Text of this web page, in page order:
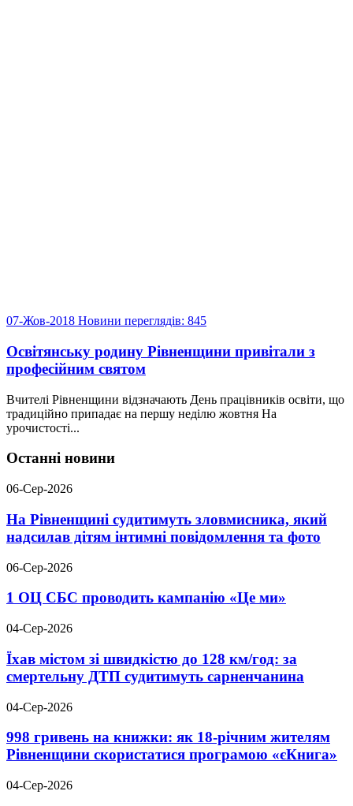
07-Жов-2018 Новини переглядів: 845
Освітянську родину Рівненщини привітали з
професійним святом
Вчителі Рівненщини відзначають День працівників освіти, що
традиційно припадає на першу неділю жовтня На
урочистості...
Останні новини
06-Сер-2026
На Рівненщині судитимуть зловмисника, який
надсилав дітям інтимні повідомлення та фото
06-Сер-2026
1 ОЦ СБС проводить кампанію «Це ми»
04-Сер-2026
Їхав містом зі швидкістю до 128 км/год: за
смертельну ДТП судитимуть сарненчанина
04-Сер-2026
998 гривень на книжки: як 18-річним жителям
Рівненщини скористатися програмою «єКнига»
04-Сер-2026